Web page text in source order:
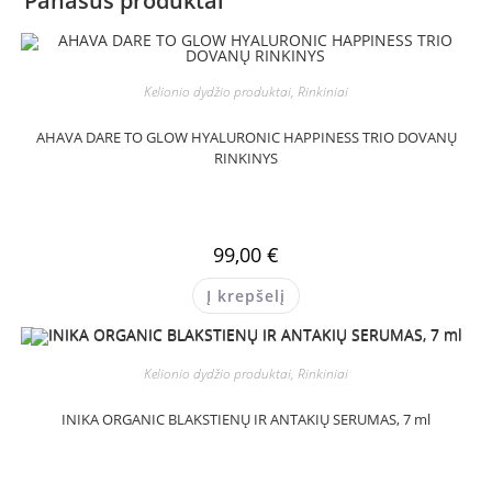
Kelionio dydžio produktai, Rinkiniai
AHAVA DARE TO GLOW HYALURONIC HAPPINESS TRIO DOVANŲ
RINKINYS
99,00 €
Į krepšelį
Kelionio dydžio produktai, Rinkiniai
INIKA ORGANIC BLAKSTIENŲ IR ANTAKIŲ SERUMAS, 7 ml